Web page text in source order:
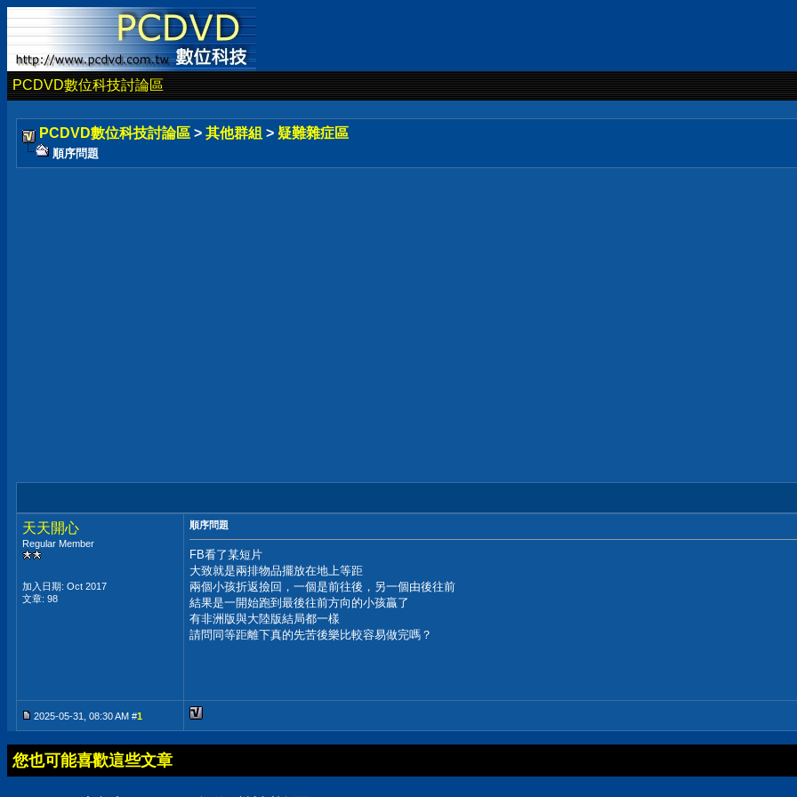
PCDVD數位科技討論區
PCDVD數位科技討論區 > 其他群組 > 疑難雜症區
順序問題
天天開心
Regular Member
加入日期: Oct 2017
文章: 98
順序問題
FB看了某短片
大致就是兩排物品擺放在地上等距
兩個小孩折返撿回，一個是前往後，另一個由後往前
結果是一開始跑到最後往前方向的小孩贏了
有非洲版與大陸版結局都一樣
請問同等距離下真的先苦後樂比較容易做完嗎？
2025-05-31, 08:30 AM #1
您也可能喜歡這些文章